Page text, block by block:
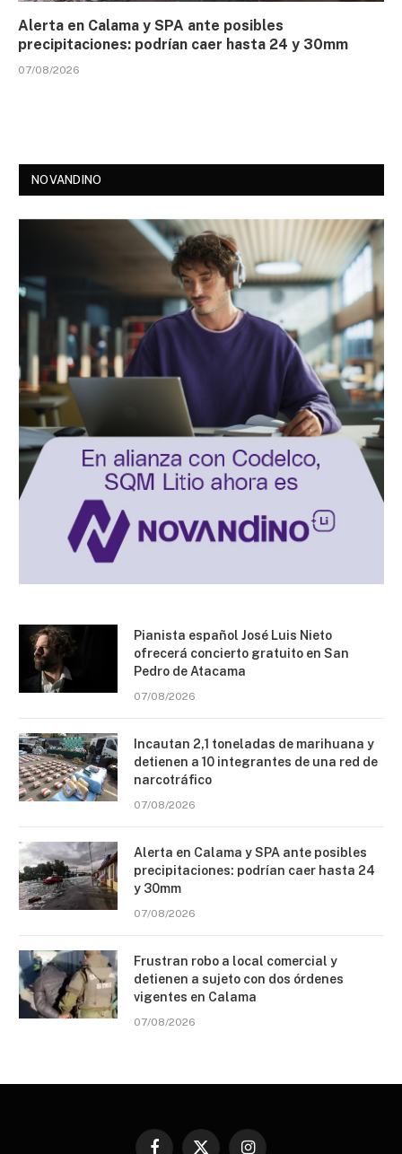
Alerta en Calama y SPA ante posibles
precipitaciones: podrían caer hasta 24 y 30mm
07/08/2026
NOVANDINO
Pianista español José Luis Nieto
ofrecerá concierto gratuito en San
Pedro de Atacama
07/08/2026
Incautan 2,1 toneladas de marihuana y
detienen a 10 integrantes de una red de
narcotráfico
07/08/2026
Alerta en Calama y SPA ante posibles
precipitaciones: podrían caer hasta 24
y 30mm
07/08/2026
Frustran robo a local comercial y
detienen a sujeto con dos órdenes
vigentes en Calama
07/08/2026